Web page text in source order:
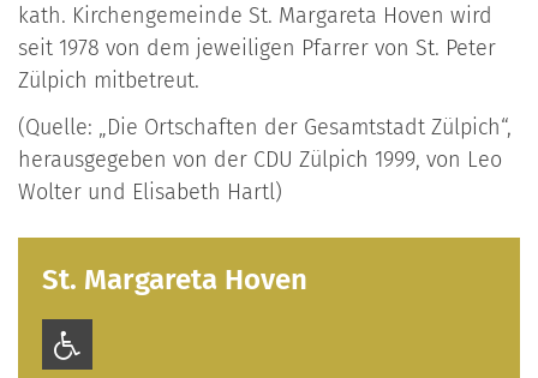
kath. Kirchengemeinde St. Margareta Hoven wird
seit 1978 von dem jeweiligen Pfarrer von St. Peter
Zülpich mitbetreut.
(Quelle: „Die Ortschaften der Gesamtstadt Zülpich“,
herausgegeben von der CDU Zülpich 1999, von Leo
Wolter und Elisabeth Hartl)
St. Margareta Hoven